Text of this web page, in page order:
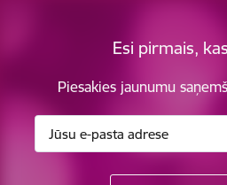
Esi pirmais,
Piesakies jaunumu